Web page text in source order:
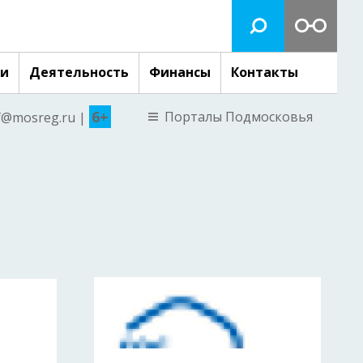
Деятельность Финансы Контакты
| 6+ Порталы Подмосковья